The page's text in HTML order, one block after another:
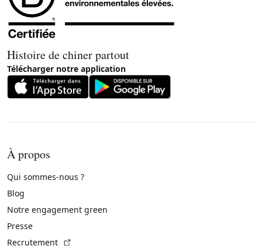
Histoire de chiner partout
Télécharger notre application
À propos
Qui sommes-nous ?
Blog
Notre engagement green
Presse
Recrutement